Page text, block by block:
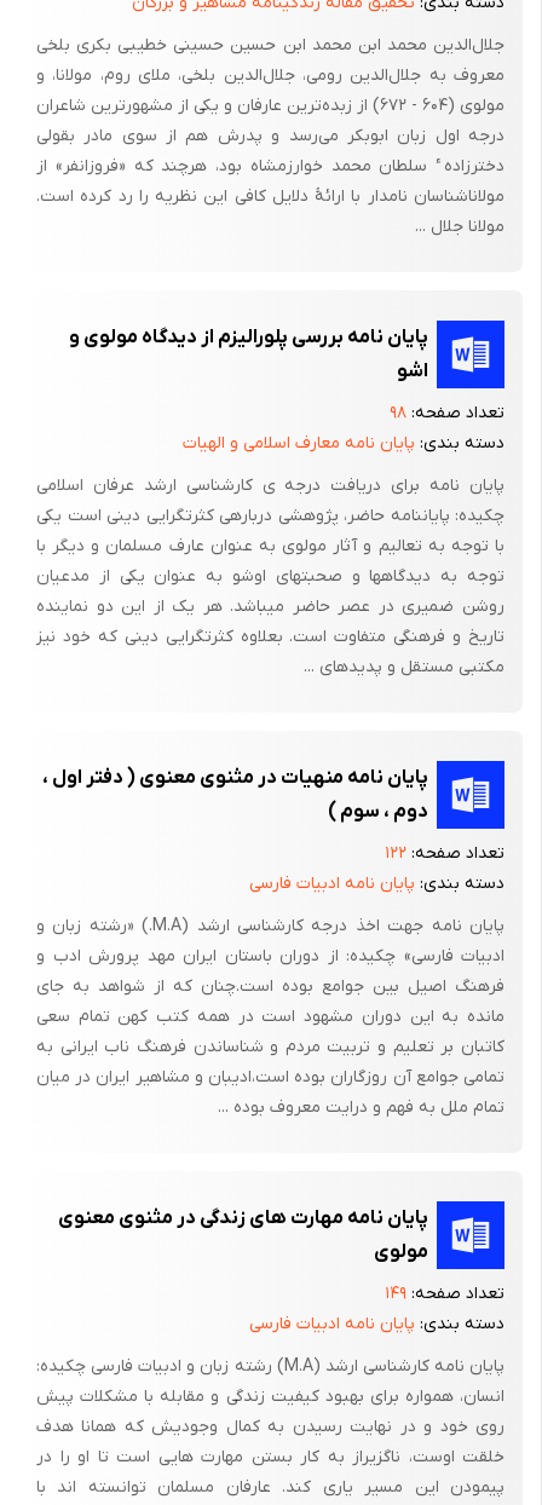
باری، مولانا که بعد از غیبت کبرای شمس حقیقت شمس را در وجود
خود یافت و با جان او پیوست، دیوان خود او را به نام او سرود ، از این
سبب است که گاه غزلیات خود را در مقطع بنام او به پایان برده و فی
الواقع سر دلبران را در حدیث دیگران گفته است.
عشق و عرفان در مکتب مولانا
هرچند این چشمه جوشان و نهر خروشان در قونیه جوشید، اما سفره
آبهای زلال آسمانی اش در خاک این مرز و بوم خاصه خراسان و بلخ بود.
روان مشتاقان خواهد ریخت.
نفحه ای که از سیبستان جان مولانا برخاست قرنهاست رایحه میوه های
کمال و معرفت را در مشام بی زکام خوشحال دمساز و مشتاقان در سوز
و گداز، جاری می سازد و جان آویخته در تن را به سوی بالا، بالها می
گشاید.
مثنوی که مولوی، «معراج جان» و «نردبان آسمان» و صیقل ارواحش
خوانده بود و دیگران آن را «تالی کتب آسمانی، و قرآن زبان پهلوی، و
عصاره معارف بشری» و بیان «للایات البینات و تبیان للسنن النبویات»
دانسته اند همچنان از نور ماه برگذشته است و بی هراس و اعنا به
بانگ سگان و زوزه ددان، ظلال ظلام را دریده و شبروان را به سوی
نقاب خاک کشیده تا تحت الارض را روش کند. اما افتاب معرفتی را که او
بر افروخته و از مثنوی و دیگر آثار معنوی خویش برتافته، بدون
کسوف و احتراق، مشرق جان و عقل طالبان عاشق را حیات بی‌بها
بخشیده است.
جلال‌الدین محمد ابن محمد ابن حسین حسینی خطیبی بکری بلخی
معروف به جلال‌الدین رومی، جلال‌الدین بلخی، ملای روم، مولانا، و
مولوی (۶۰۴ - ۶۷۲) از زبده‌ترین عارفان و یکی از مشهورترین شاعران
درجه اول زبان ابوبکر می‌رسد و پدرش هم از سوی مادر بقولی
دخترزاده ٔ سلطان محمد خوارزمشاه بود، هرچند که «فروزانفر» از
مولاناشناسان نامدار با ارائهٔ دلایل کافی این نظریه را رد کرده است.
مولانا جلال ...
پایان نامه بررسی پلورالیزم از دیدگاه مولوی و
اشو
تعداد صفحه: ۹۸
دسته بندی: پایان نامه معارف اسلامی و الهیات
پایان نامه برای دریافت درجه­ ی کارشناسی ارشد عرفان اسلامی
چکیده: پایان­نامه حاضر، پژوهشی درباره­ی کثرت­گرایی دینی است یکی
با توجه به تعالیم و آثار مولوی به عنوان عارف مسلمان و دیگر با
توجه به دیدگاهها و صحبتهای اوشو به عنوان یکی از مدعیان
روشن ضمیری در عصر حاضر می­باشد. هر یک از این دو نماینده
تاریخ و فرهنگی متفاوت است. بعلاوه کثرت­گرایی دینی که خود نیز
مکتبی مستقل و پدیده­ای ...
پایان نامه منهیات در مثنوی معنوی ( دفتر اول ،
دوم ، سوم )
تعداد صفحه: ۱۲۲
دسته بندی: پایان نامه ادبیات فارسی
پایان نامه جهت اخذ درجه کارشناسی ارشد (M.A.) «رشته زبان و
ادبیات فارسی» چکیده: از دوران باستان ایران مهد پرورش ادب و
فرهنگ اصیل بین جوامع بوده است.چنان که از شواهد به جای
مانده به این دوران مشهود است در همه کتب کهن تمام سعی
کاتبان بر تعلیم و تربیت مردم و شناساندن فرهنگ ناب ایرانی به
تمامی جوامع آن روزگاران بوده است،ادیبان و مشاهیر ایران در میان
تمام ملل به فهم و درایت معروف بوده ...
پایان نامه مهارت های زندگی در مثنوی معنوی
مولوی
تعداد صفحه: ۱۴۹
دسته بندی: پایان نامه ادبیات فارسی
پایان نامه کارشناسی ارشد (M.A) رشته زبان و ادبیات فارسی چکیده:
انسان، همواره برای بهبود کیفیت زندگی و مقابله با مشکلات پیش
روی خود و در نهایت رسیدن به کمال وجودیش که همانا هدف
خلقت اوست، ناگزیراز به کار بستن مهارت هایی است تا او را در
پیمودن این مسیر یاری کند. عارفان مسلمان توانسته اند با